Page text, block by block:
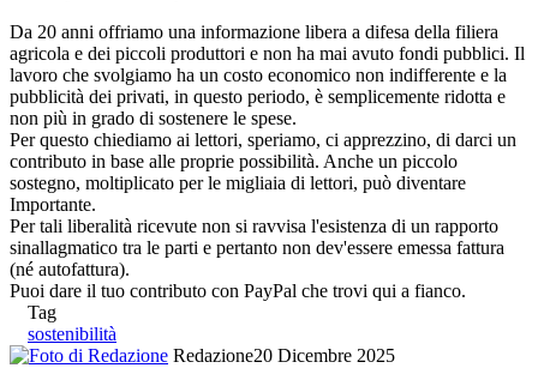
Da 20 anni offriamo una informazione libera a difesa della filiera
agricola e dei piccoli produttori e non ha mai avuto fondi pubblici. Il
lavoro che svolgiamo ha un costo economico non indifferente e la
pubblicità dei privati, in questo periodo, è semplicemente ridotta e
non più in grado di sostenere le spese.
Per questo chiediamo ai lettori, speriamo, ci apprezzino, di darci un
contributo in base alle proprie possibilità. Anche un piccolo
sostegno, moltiplicato per le migliaia di lettori, può diventare
Importante.
Per tali liberalità ricevute non si ravvisa l'esistenza di un rapporto
sinallagmatico tra le parti e pertanto non dev'essere emessa fattura
(né autofattura).
Puoi dare il tuo contributo con PayPal che trovi qui a fianco.
Tag
sostenibilità
Redazione20 Dicembre 2025